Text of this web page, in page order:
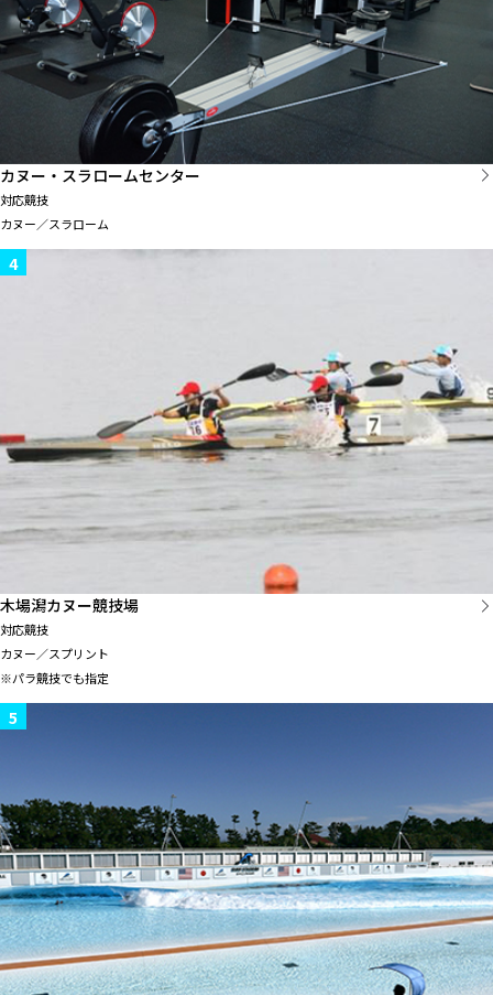
カヌー・スラロームセンター
対応競技
カヌー／スラローム
4
木場潟カヌー競技場
対応競技
カヌー／スプリント
※パラ競技でも指定
5